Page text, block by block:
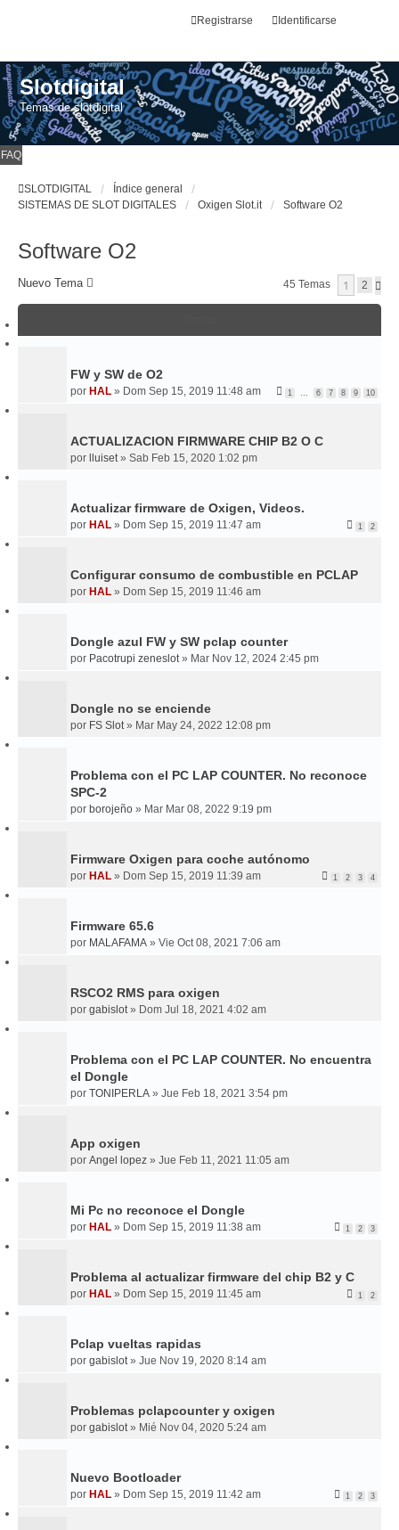
Identificarse
Registrarse
Slotdigital
Temas de slotdigital
FAQ
SLOTDIGITAL
Índice general
SISTEMAS DE SLOT DIGITALES
Oxigen Slot.it Software O2
Software O2
Nuevo Tema 45 Temas 1 2
FW y SW de O2
por HAL » Dom Sep 15, 2019 11:48 am 1 … 6 7 8 9 10
ACTUALIZACION FIRMWARE CHIP B2 O C
por lluiset» Sab Feb 15, 2020 1:02 pm
Actualizar firmware de Oxigen, Videos.
por HAL » Dom Sep 15, 2019 11:47 am 1 2
Configurar consumo de combustible en PCLAP
por HAL » Dom Sep 15, 2019 11:46 am
Dongle azul FW y SW pclap counter
por Pacotrupi zeneslot» Mar Nov 12, 2024 2:45 pm
Dongle no se enciende
por FS Slot» Mar May 24, 2022 12:08 pm
Problema con el PC LAP COUNTER. No reconoce
SPC-2
por borojeño » Mar Mar 08, 2022 9:19 pm
Firmware Oxigen para coche autónomo
por HAL » Dom Sep 15, 2019 11:39 am 1 2 3 4
Firmware 65.6
por MALAFAMA » Vie Oct 08, 2021 7:06 am
RSCO2 RMS para oxigen
por gabislot» Dom Jul 18, 2021 4:02 am
Problema con el PC LAP COUNTER. No encuentra
el Dongle
por TONIPERLA » Jue Feb 18, 2021 3:54 pm
App oxigen
por Angel lopez » Jue Feb 11, 2021 11:05 am
Mi Pc no reconoce el Dongle
por HAL » Dom Sep 15, 2019 11:38 am 1 2 3
Problema al actualizar firmware del chip B2 y C
por HAL » Dom Sep 15, 2019 11:45 am 1 2
Pclap vueltas rapidas
por gabislot» Jue Nov 19, 2020 8:14 am
Problemas pclapcounter y oxigen
por gabislot» Mié Nov 04, 2020 5:24 am
Nuevo Bootloader
por HAL » Dom Sep 15, 2019 11:42 am 1 2 3